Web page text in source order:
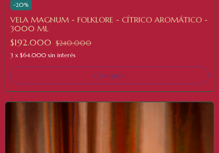
-20%
VELA MAGNUM - FOLKLORE - CÍTRICO AROMÁTICO -
3000 ML
$192.000 $240.000
3 x $64.000 sin interés